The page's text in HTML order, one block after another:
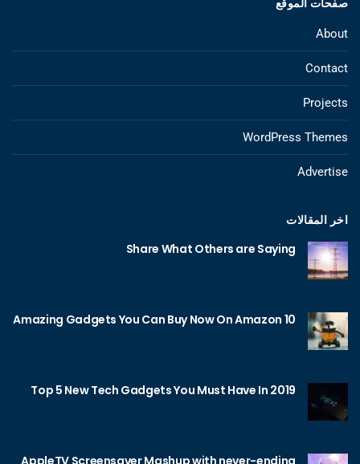
صفحات الموقع
About
Contact
Projects
WordPress Themes
Advertise
اخر المقالات
Share What Others are Saying
10 Amazing Gadgets You Can Buy Now On Amazon
Top 5 New Tech Gadgets You Must Have In 2019